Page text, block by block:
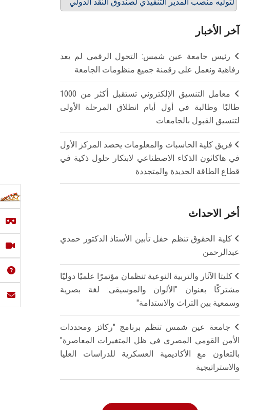
آخر الأخبار
رئيس جامعة عين شمس: التحول الرقمي لم يعد
رفاهية ونعمل على رقمنة جميع منظومات الجامعة
معامل التنسيق الإلكتروني تستقبل أكثر من 1000
طالبًا وطالبة في أول أيام انطلاق المرحلة الأولى
لتنسيق القبول بالجامعات
فريق كلية الحاسبات والمعلومات يحصد المركز الأول
في هاكاثون الذكاء الاصطناعي لابتكار حلول ذكية في
قطاع الطاقة الجديدة والمتجددة
أخر الاحداث
كلية الحقوق تنظم حفل تأبين الأستاذ الدكتور حمدي
عبدالرحمن
كليتا الآثار والتربية النوعية تنظمان مؤتمرًا علميًا دوليًا
مشتركًا بعنوان "الألوان والموسيقى: لغة بصرية
وسمعية بين التراث والاستدامة"
جامعة عين شمس تنظم برنامج "ركائز ومحددات
الأمن القومي المصري في ظل المتغيرات المعاصرة"
بالتعاون مع الأكاديمية العسكرية للدراسات العليا
والاستراتيجية